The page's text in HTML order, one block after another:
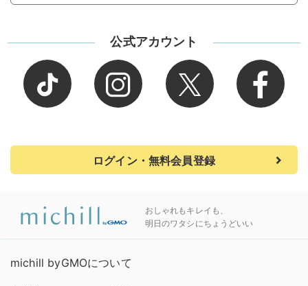
公式アカウント
ログイン・無料会員登録
おしゃれもキレイも、
明日のワタシにちょうどいい
michill byGMOについて